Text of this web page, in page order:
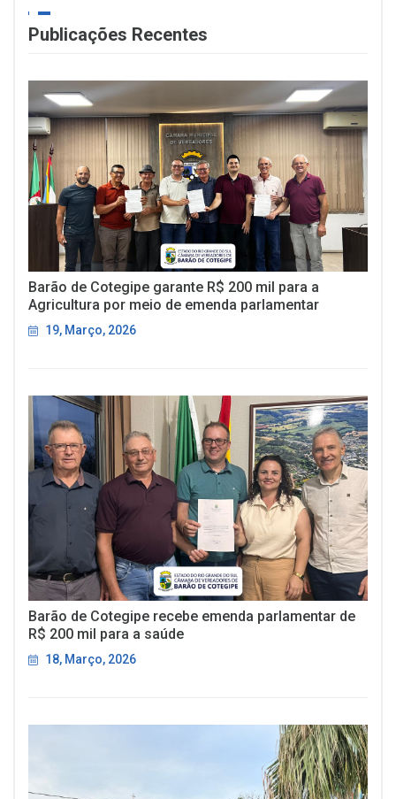
Publicações Recentes
Barão de Cotegipe garante R$ 200 mil para a
Agricultura por meio de emenda parlamentar
19, Março, 2026
Barão de Cotegipe recebe emenda parlamentar de
R$ 200 mil para a saúde
18, Março, 2026